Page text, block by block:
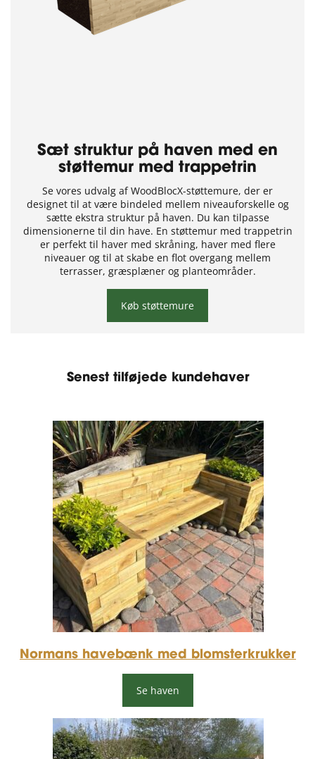
Sæt struktur på haven med en
støttemur med trappetrin
Se vores udvalg af WoodBlocX-støttemure, der er
designet til at være bindeled mellem niveauforskelle og
sætte ekstra struktur på haven. Du kan tilpasse
dimensionerne til din have. En støttemur med trappetrin
er perfekt til haver med skråning, haver med flere
niveauer og til at skabe en flot overgang mellem
terrasser, græsplæner og planteområder.
Køb støttemure
Senest tilføjede kundehaver
Normans havebænk med blomsterkrukker
Se haven